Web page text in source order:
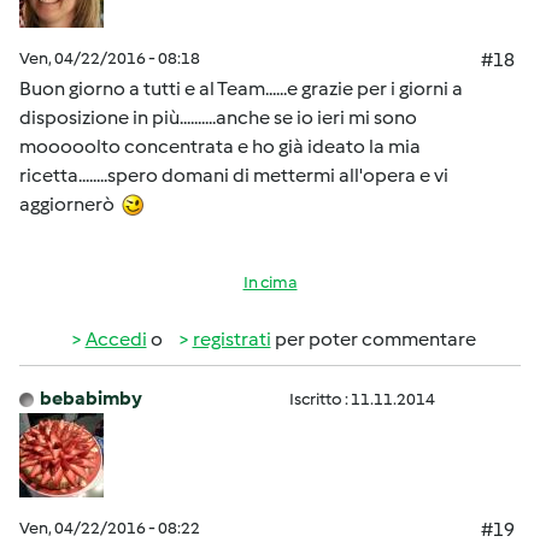
Ven, 04/22/2016 - 08:18
#18
Buon giorno a tutti e al Team......e grazie per i giorni a
disposizione in più..........anche se io ieri mi sono
mooooolto concentrata e ho già ideato la mia
ricetta........spero domani di mettermi all'opera e vi
aggiornerò
In cima
Accedi o registrati per poter commentare
bebabimby Iscritto : 11.11.2014
Ven, 04/22/2016 - 08:22
#19